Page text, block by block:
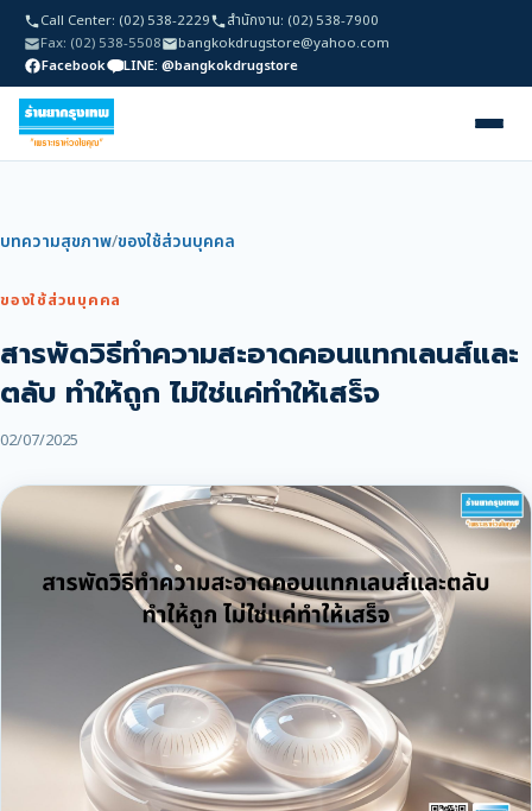
Call Center: (02) 538-2229
สำนักงาน: (02) 538-7900
Fax: (02) 538-5508
bangkokdrugstore@yahoo.com
Facebook
LINE: @bangkokdrugstore
บทความสุขภาพ/ของใช้ส่วนบุคคล
ของใช้ส่วนบุคคล
สารพัดวิธีทำความสะอาดคอนแทกเลนส์และ
ตลับ ทำให้ถูก ไม่ใช่แค่ทำให้เสร็จ
02/07/2025